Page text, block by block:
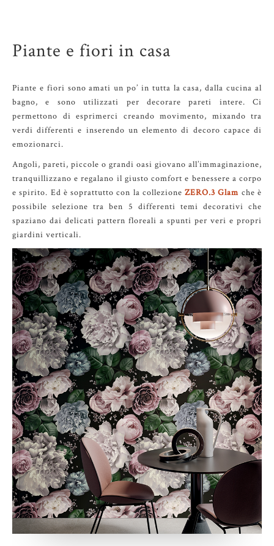
Piante e fiori in casa
Piante e fiori sono amati un po’ in tutta la casa, dalla cucina al
bagno, e sono utilizzati per decorare pareti intere. Ci
permettono di esprimerci creando movimento, mixando tra
verdi differenti e inserendo un elemento di decoro capace di
emozionarci.
Angoli, pareti, piccole o grandi oasi giovano all’immaginazione,
tranquillizzano e regalano il giusto comfort e benessere a corpo
e spirito. Ed è soprattutto con la collezioneZERO.3 Glam che è
possibile selezione tra ben 5 differenti temi decorativi che
spaziano dai delicati pattern floreali a spunti per veri e propri
giardini verticali.